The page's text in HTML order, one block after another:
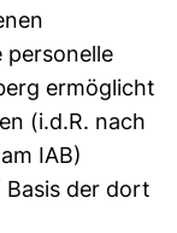
personelle
ermöglicht
(i.d.R. nach
IAB)
Basis der dort